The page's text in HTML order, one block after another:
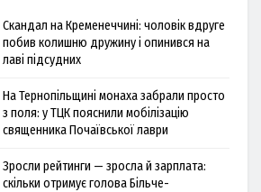
Скандал на Кременеччині: чоловік вдруге
побив колишню дружину і опинився на
лаві підсудних
На Тернопільщині монаха забрали просто
з поля: у ТЦК пояснили мобілізацію
священника Почаївської лаври
Зросли рейтинги — зросла й зарплата:
скільки отримує голова Більче-